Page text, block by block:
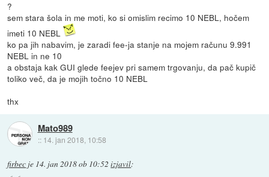
?
sem stara šola in me moti, ko si omislim recimo 10 NEBL, hočem
imeti 10 NEBL
ko pa jih nabavim, je zaradi fee-ja stanje na mojem računu 9.991
NEBL in ne 10
a obstaja kak GUI glede feejev pri samem trgovanju, da pač kupič
toliko več, da je mojih točno 10 NEBL
thx
Mato989
:: 14. jan 2018, 10:58
firbec je 14. jan 2018 ob 10:52 izjavil: